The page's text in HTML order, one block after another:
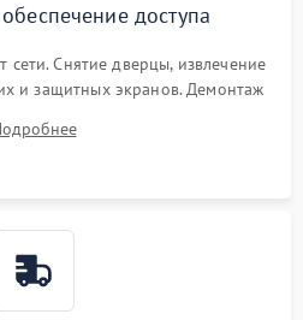
доступа
сети. Снятие дверцы, извлечение
и защитных экранов. Демонтаж
для прямого доступа к
плате и вентиляторам.